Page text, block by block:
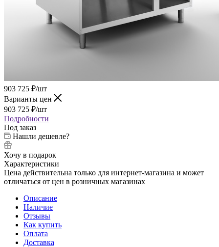
903 725 ₽/шт
Варианты цен
903 725 ₽/шт
Подробности
Под заказ
Нашли дешевле?
Хочу в подарок
Характеристики
Цена действительна только для интернет-магазина и может
отличаться от цен в розничных магазинах
Описание
Наличие
Отзывы
Как купить
Оплата
Доставка